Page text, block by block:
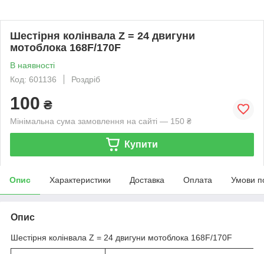
Шестірня колінвала Z = 24 двигуни
мотоблока 168F/170F
В наявності
Код: 601136
Роздріб
100 ₴
Мінімальна сума замовлення на сайті — 150 ₴
Купити
Опис Характеристики Доставка Оплата Умови
Опис
Шестірня колінвала Z = 24 двигуни мотоблока 168F/170F